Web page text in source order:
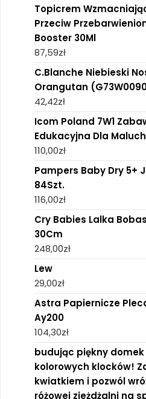
Topicrem
Przeciw
Booster 30Ml
87,59zł
C.Blanche Niebieski
Orangutan
42,42zł
Icom Poland 7W1
Edukacyjna Dla
110,00zł
Pampers Baby Dry 5+
84Szt.
116,00zł
Cry Babies Lalka
30Cm
248,00zł
Lew
29,00zł
Astra Papiernicze
Ay200
104,30zł
budując piękny domek
kolorowych klocków!
kwiatkiem i pozwól
różowej zjeżdżalni na